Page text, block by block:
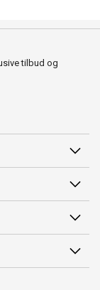
tilbud og